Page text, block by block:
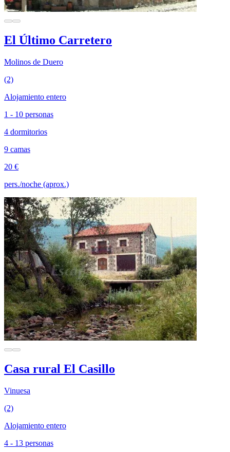
El Último Carretero
Molinos de Duero
(2)
Alojamiento entero
1 - 10 personas
4 dormitorios
9 camas
20 €
pers./noche (aprox.)
Casa rural El Casillo
Vinuesa
(2)
Alojamiento entero
4 - 13 personas